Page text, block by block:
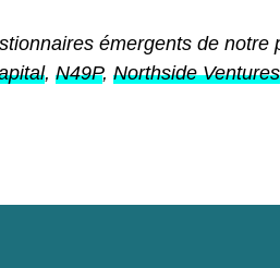
émergents de notre
, N49P, Northside Ventures